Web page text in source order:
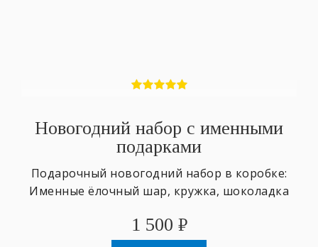
Новогодний набор с именными
подарками
Подарочный новогодний набор в коробке:
Именные ёлочный шар, кружка, шоколадка
1 500 ₽